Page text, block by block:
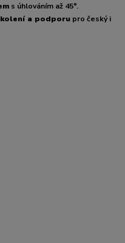
s úhlováním až 45°.
a podporu pro český i